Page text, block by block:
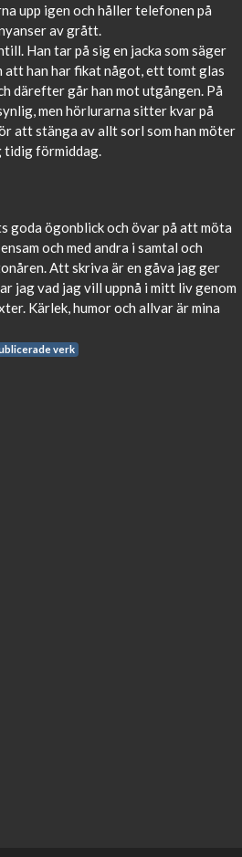
upp igen och håller telefonen på
av grått.
Han tar på sig en jacka som säger
att han har fikat något, ett tomt glas
därefter går han mot utgången. På
men hörlurarna sitter kvar på
att stänga av allt sorl som han möter
tidig förmiddag.
goda ögonblick och övar på att möta
och med andra i samtal och
Att skriva är en gåva jag ger
jag vad jag vill uppnå i mitt liv genom
Kärlek, humor och allvar är mina
verk